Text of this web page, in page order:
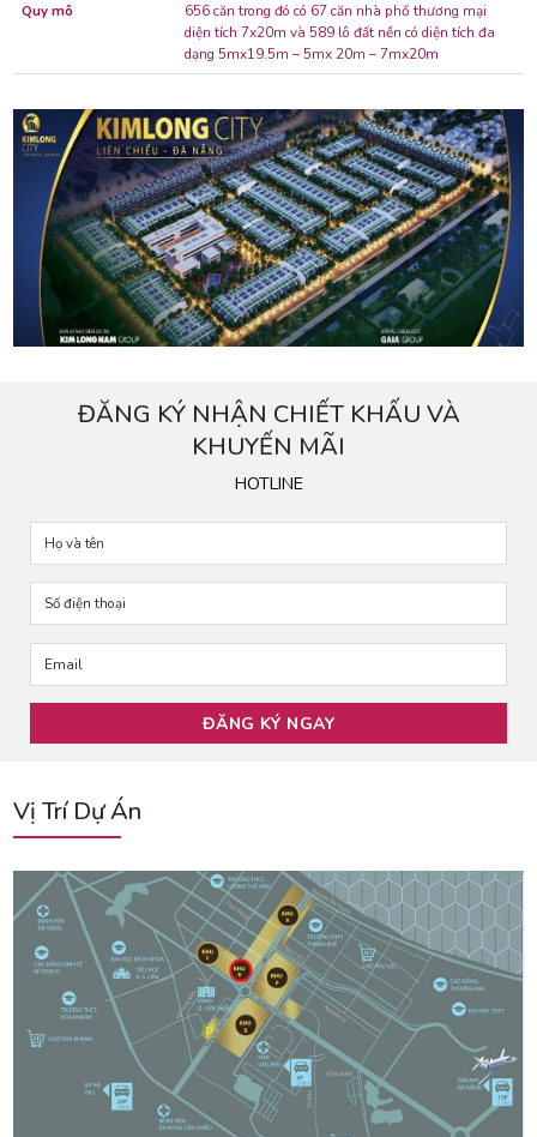
Quy mô
656 căn trong đó có 67 căn nhà phố thương mại
diện tích 7x20m và 589 lô đất nền có diện tích đa
dạng 5mx19.5m – 5mx 20m – 7mx20m
ĐĂNG KÝ NHẬN CHIẾT KHẤU VÀ
KHUYẾN MÃI
HOTLINE
Vị Trí Dự Án